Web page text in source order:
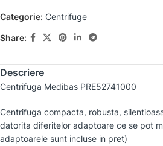
Categorie: Centrifuge
Share:
Descriere
Centrifuga Medibas PRE52741000
Centrifuga compacta, robusta,
datorita diferitelor adaptoare ce se pot
adaptoarele sunt incluse in pret)